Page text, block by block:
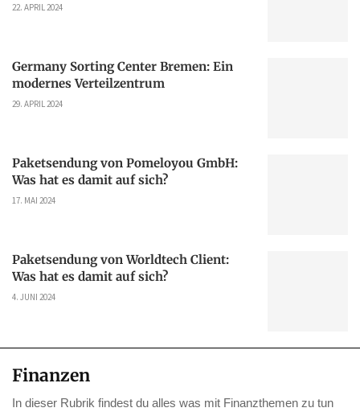
22. APRIL 2024
Germany Sorting Center Bremen: Ein
modernes Verteilzentrum
29. APRIL 2024
Paketsendung von Pomeloyou GmbH:
Was hat es damit auf sich?
17. MAI 2024
Paketsendung von Worldtech Client:
Was hat es damit auf sich?
4. JUNI 2024
Finanzen
In dieser Rubrik findest du alles was mit Finanzthemen zu tun